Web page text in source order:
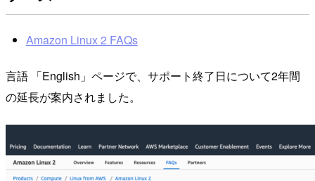
Amazon Linux 2 FAQs
言語 「English」ページで、サポート終了日について2年間
の延長が案内されました。